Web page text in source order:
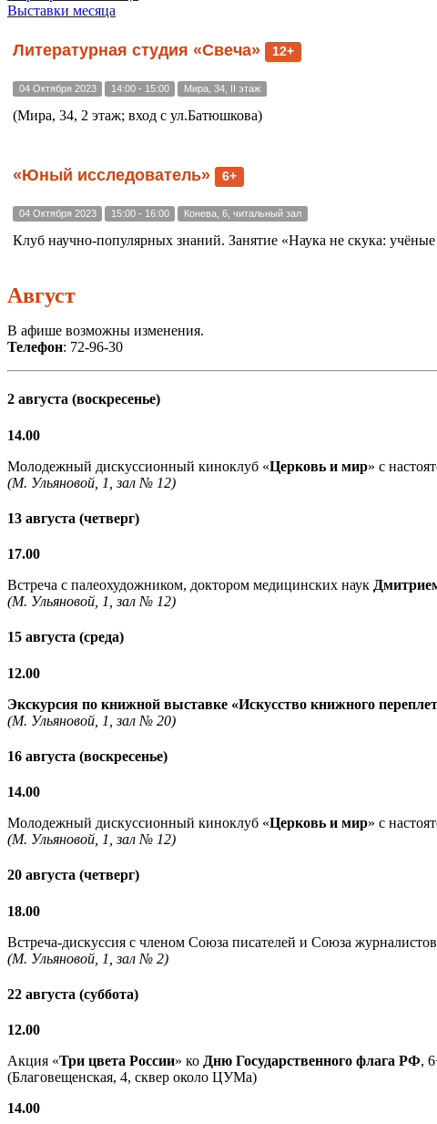
Выставки месяца
Литературная студия «Свеча» 12+
04 Октября 2023 14:00 - 15:00 Мира, 34, II этаж
(Мира, 34, 2 этаж; вход с ул.Батюшкова)
«Юный исследователь» 6+
04 Октября 2023 15:00 - 16:00 Конева, 6, читальный зал
Клуб научно-популярных знаний. Занятие «Наука не скука:
Август
В афише возможны изменения.
Телефон: 72-96-30
2 августа (воскресенье)
14.00
Молодежный дискуссионный киноклуб «Церковь и мир» с
(М. Ульяновой, 1, зал № 12)
13 августа (четверг)
17.00
Встреча с палеохудожником, доктором медицинских наук
(М. Ульяновой, 1, зал № 12)
15 августа (среда)
12.00
Экскурсия по книжной выставке «Искусство книжного
(М. Ульяновой, 1, зал № 20)
16 августа (воскресенье)
14.00
Молодежный дискуссионный киноклуб «Церковь и мир» с
(М. Ульяновой, 1, зал № 12)
20 августа (четверг)
18.00
Встреча-дискуссия с членом Союза писателей и Союза
(М. Ульяновой, 1, зал № 2)
22 августа (суббота)
12.00
Акция «Три цвета России» ко Дню Государственного флага РФ,
(Благовещенская, 4, сквер около ЦУМа)
14.00